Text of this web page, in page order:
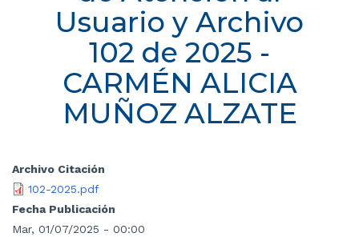
Usuario y Archivo
102 de 2025 -
CARMÉN ALICIA
MUÑOZ ALZATE
Archivo Citación
102-2025.pdf
Fecha Publicación
Mar, 01/07/2025 - 00:00